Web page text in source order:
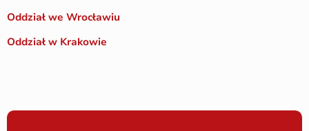
Oddział we Wrocławiu
Oddział w Krakowie